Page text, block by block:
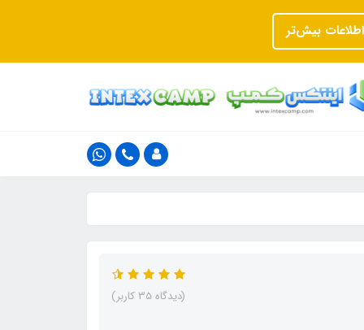
اطلاعات بیش‌تر
(دیدگاه 35 کاربر)